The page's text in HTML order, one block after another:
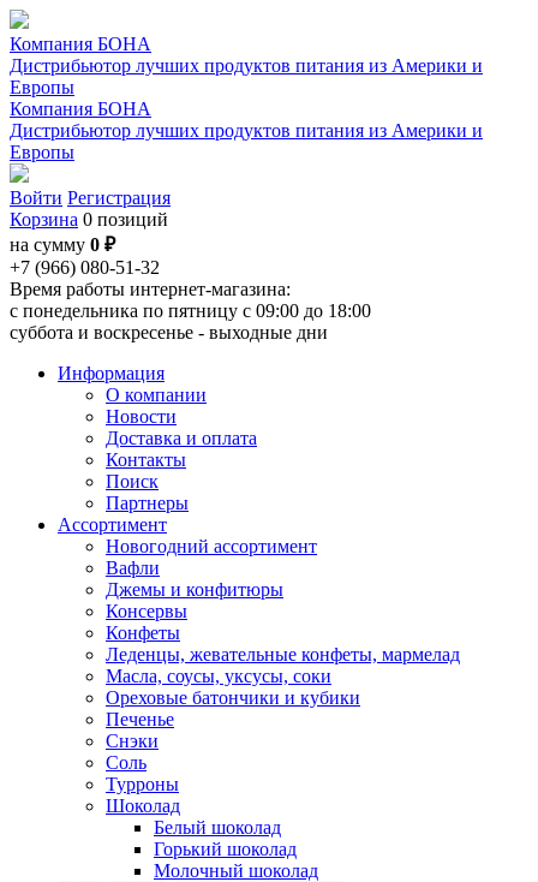
Компания БОНА
Дистрибьютор лучших продуктов питания из Америки и
Европы
Компания БОНА
Дистрибьютор лучших продуктов питания из Америки и
Европы
Войти Регистрация
Корзина 0 позиций
на сумму 0 ₽
+7 (966) 080-51-32
Время работы интернет-магазина:
с понедельника по пятницу с 09:00 до 18:00
суббота и воскресенье - выходные дни
Информация
О компании
Новости
Доставка и оплата
Контакты
Поиск
Партнеры
Ассортимент
Новогодний ассортимент
Вафли
Джемы и конфитюры
Консервы
Конфеты
Леденцы, жевательные конфеты, мармелад
Масла, соусы, уксусы, соки
Ореховые батончики и кубики
Печенье
Снэки
Соль
Турроны
Шоколад
Белый шоколад
Горький шоколад
Молочный шоколад